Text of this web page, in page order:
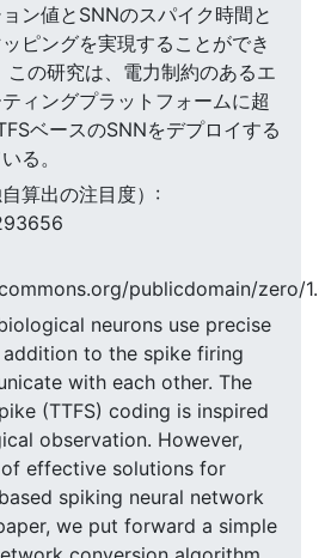
ン値とSNNのスパイク時間と
ピングを実現することができ
この研究は、電力制約のあるエ
ィングプラットフォームに超
ベースのSNNをデプロイする
る。
算出の注目度）:
publicdomain/zero/
neurons use precise
addition to the spike firing
with each other. The
(TTFS) coding is inspired
observation. However,
effective solutions for
spiking neural network
we put forward a simple